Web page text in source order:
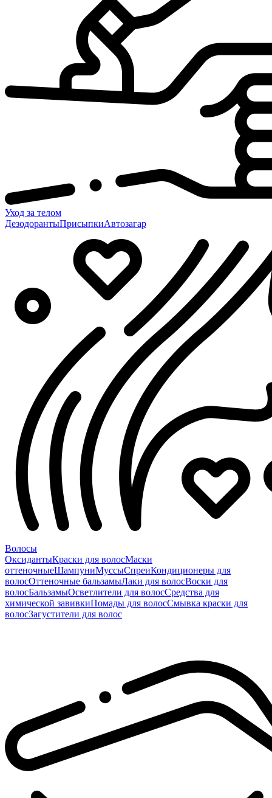
Уход за телом
ДезодорантыПрисыпкиАвтозагар
Волосы
ОксидантыКраски для волосМаски
оттеночныеШампуниМуссыСпреиКондиционеры для
волосОттеночные бальзамыЛаки для волосВоски для
волосБальзамыОсветлители для волосСредства для
химической завивкиПомады для волосСмывка краски для
волосЗагустители для волос